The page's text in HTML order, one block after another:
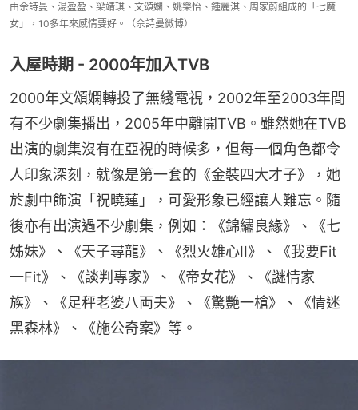
由佘詩曼、湯盈盈、梁靖琪、文頌嫻、姚樂怡、鍾麗淇、周家蔚組成的「七魔
女」，10多年來感情要好。（佘詩曼微博）
入屋時期 - 2000年加入TVB
2000年文頌嫻轉投了無綫電視，2002年至2003年間
有不少劇集播出，2005年中離開TVB。雖然她在TVB
出演的劇集沒有在亞視的時候多，但每一個角色都令
人印象深刻，就像是第一套的《金裝四大才子》，她
於劇中飾演「祝曉蓮」，可愛形象已經讓人難忘。隨
後亦有出演過不少劇集，例如：《錦繡良緣》、《七
姊妹》、《天子尋龍》、《烈火雄心II》、《我要Fit
一Fit》、《談判專家》、《帝女花》、《謎情家
族》、《足秤老婆八両夫》、《驚艷一槍》、《情迷
黑森林》、《施公奇案》等。